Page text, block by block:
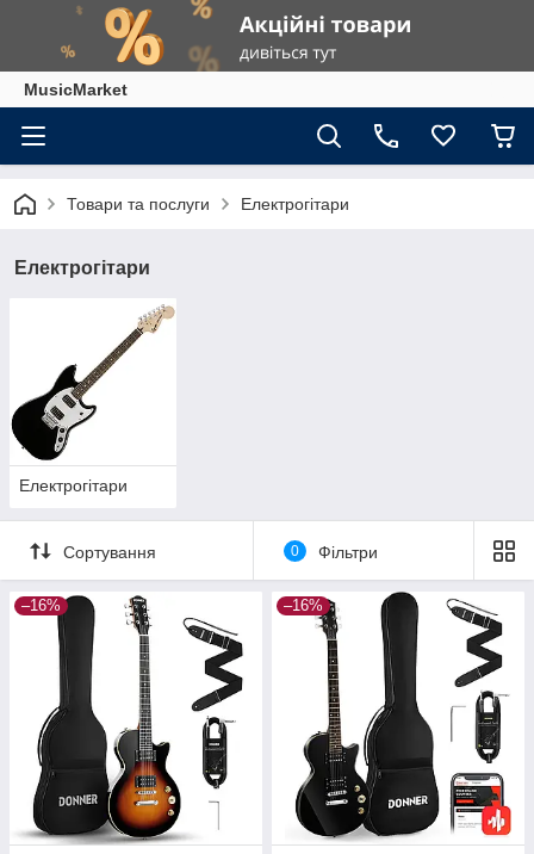
MusicMarket
Товари та послуги Електрогітари
Електрогітари
Електрогітари
Сортування 0 Фільтри
–16% –16%